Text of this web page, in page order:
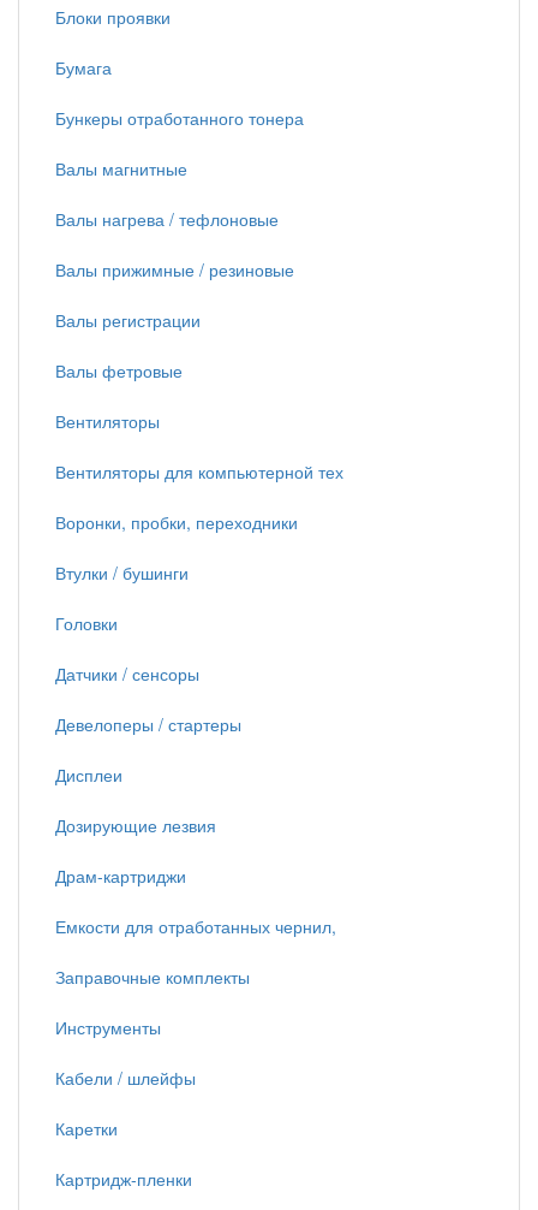
Блоки проявки
Бумага
Бункеры отработанного тонера
Валы магнитные
Валы нагрева / тефлоновые
Валы прижимные / резиновые
Валы регистрации
Валы фетровые
Вентиляторы
Вентиляторы для компьютерной тех
Воронки, пробки, переходники
Втулки / бушинги
Головки
Датчики / сенсоры
Девелоперы / стартеры
Дисплеи
Дозирующие лезвия
Драм-картриджи
Емкости для отработанных чернил,
Заправочные комплекты
Инструменты
Кабели / шлейфы
Каретки
Картридж-пленки